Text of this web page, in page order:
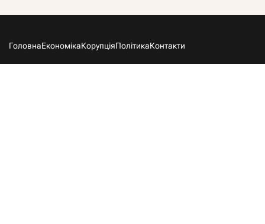
ГоловнаЕкономікаКорупціяПолітикаКонтакти